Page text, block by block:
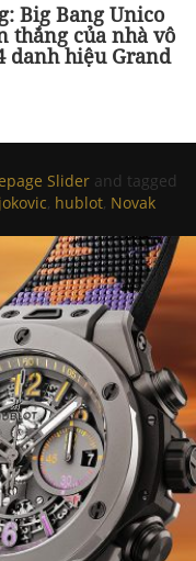
Big Bang Unico
thắng của nhà vô
danh hiệu Grand
Slider and tagged
, hublot, Novak